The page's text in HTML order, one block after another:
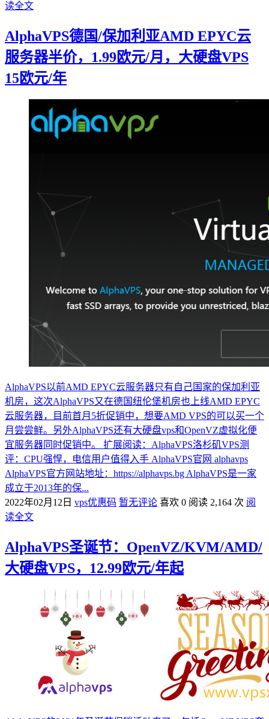
读全文
AlphaVPS德国/保加利亚AMD EPYC云
服务器半价，1.99欧元/月，大硬盘VPS
15欧元/年
AlphaVPS以前AMD EPYC云服务器只有自己国家的保加利亚
机房，这次AlphaVPS又在德国纽伦堡机房也上线AMD EPYC
云服务器，目前首月5折促销中，想要AMD VPS的可以买一个
月尝尝鲜。另外AlphaVPS还有大硬盘vps和OpenVZ虚拟化便
宜服务器同时促销中。 扩展阅读：AlphaVPS洛杉矶VPS测
评：CPU强悍，电信用户值得入手 AlphaVPS官网 alphavps
AlphaVPS官方网站地址：https://alphavps.bg AlphaVPS是一家
成立于2013年的保...
2022年02月12日 vps优惠码 暂无评论 喜欢 0 阅读 2,164 次 阅
读全文
AlphaVPS圣诞节：OpenVZ/KVM/AMD/
大硬盘VPS，12.99欧元/年起